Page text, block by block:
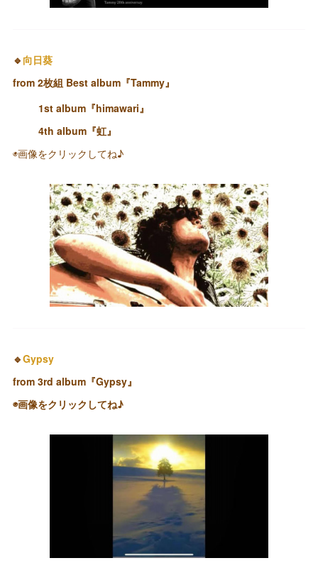
🔹 向日葵
from 2枚組 Best album『Tammy』
1st album『himawari』
4th album『虹』
◉画像をクリックしてね♪
🔹Gypsy
from 3rd album『Gypsy』
◉画像をクリックしてね♪